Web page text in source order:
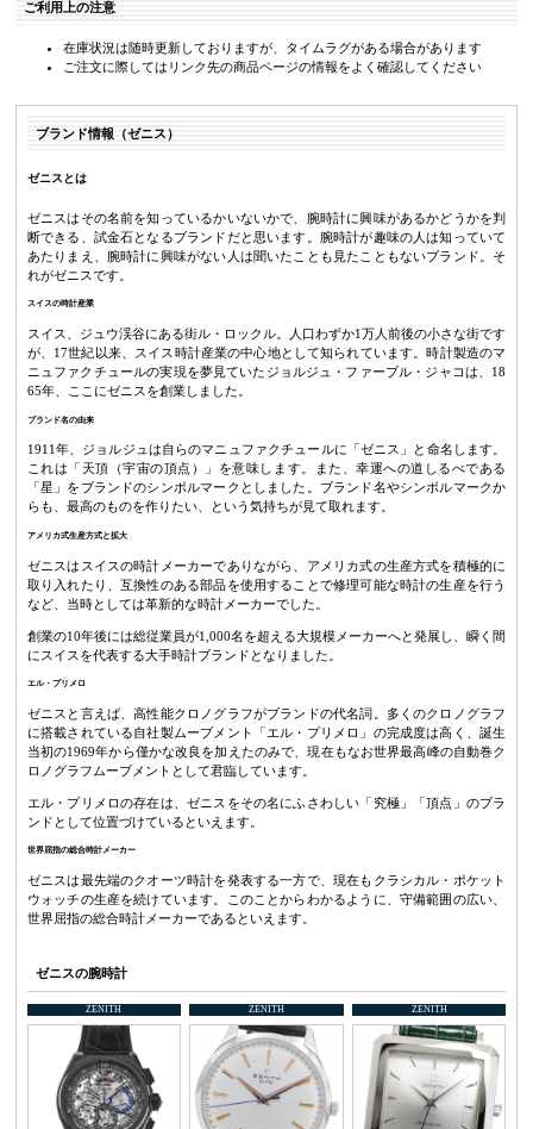
ご利用上の注意
在庫状況は随時更新しておりますが、タイムラグがある場合があります
ご注文に際してはリンク先の商品ページの情報をよく確認してください
ブランド情報（ゼニス）
ゼニスとは
ゼニスはその名前を知っているかいないかで、腕時計に興味があるかどうかを判
断できる、試金石となるブランドだと思います。腕時計が趣味の人は知っていて
あたりまえ、腕時計に興味がない人は聞いたことも見たこともないブランド。そ
れがゼニスです。
スイスの時計産業
スイス、ジュウ渓谷にある街ル・ロックル。人口わずか1万人前後の小さな街です
が、17世紀以来、スイス時計産業の中心地として知られています。時計製造のマ
ニュファクチュールの実現を夢見ていたジョルジュ・ファーブル・ジャコは、18
65年、ここにゼニスを創業しました。
ブランド名の由来
1911年、ジョルジュは自らのマニュファクチュールに「ゼニス」と命名します。
これは「天頂（宇宙の頂点）」を意味します。また、幸運への道しるべである
「星」をブランドのシンボルマークとしました。ブランド名やシンボルマークか
らも、最高のものを作りたい、という気持ちが見て取れます。
アメリカ式生産方式と拡大
ゼニスはスイスの時計メーカーでありながら、アメリカ式の生産方式を積極的に
取り入れたり、互換性のある部品を使用することで修理可能な時計の生産を行う
など、当時としては革新的な時計メーカーでした。
創業の10年後には総従業員が1,000名を超える大規模メーカーへと発展し、瞬く間
にスイスを代表する大手時計ブランドとなりました。
エル・プリメロ
ゼニスと言えば、高性能クロノグラフがブランドの代名詞。多くのクロノグラフ
に搭載されている自社製ムーブメント「エル・プリメロ」の完成度は高く、誕生
当初の1969年から僅かな改良を加えたのみで、現在もなお世界最高峰の自動巻ク
ロノグラフムーブメントとして君臨しています。
エル・プリメロの存在は、ゼニスをその名にふさわしい「究極」「頂点」のブラ
ンドとして位置づけているといえます。
世界屈指の総合時計メーカー
ゼニスは最先端のクオーツ時計を発表する一方で、現在もクラシカル・ポケット
ウォッチの生産を続けています。このことからわかるように、守備範囲の広い、
世界屈指の総合時計メーカーであるといえます。
ゼニスの腕時計
ZENITH ZENITH ZENITH